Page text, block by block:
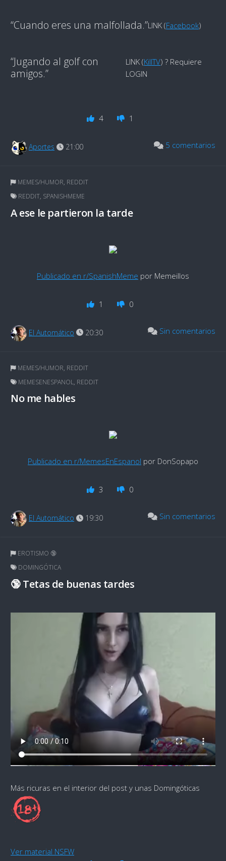
“Cuando eres una malfollada.”LINK (Facebook)
“Jugando al golf con
amigos.”
LINK (KillTV) ? Requiere
LOGIN
4 1
Aportes 21:00 5 comentarios
MEMES/HUMOR, REDDIT
REDDIT, SPANISHMEME
A ese le partieron la tarde
Publicado en r/SpanishMeme por Memeillos
1 0
El Automático 20:30 Sin comentarios
MEMES/HUMOR, REDDIT
MEMESENESPANOL, REDDIT
No me hables
Publicado en r/MemesEnEspanol por DonSopapo
3 0
El Automático 19:30 Sin comentarios
EROTISMO 🔞
DOMINGÓTICA
🔞 Tetas de buenas tardes
Más ricuras en el interior del post y unas Domingóticas
Ver material NSFW